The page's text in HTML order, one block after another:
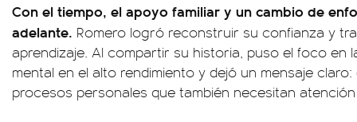
Con el tiempo, el apoyo familiar y un cambio de
adelante. Romero logró reconstruir su confianza y
aprendizaje. Al compartir su historia, puso el foco en
mental en el alto rendimiento y dejó un mensaje
procesos personales que también necesitan